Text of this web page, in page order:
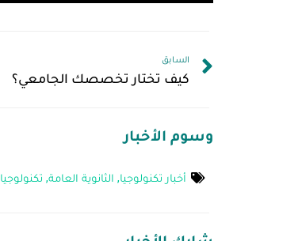
السابق
كيف تختار تخصصك الجامعي؟
وسوم الأخبار
أخبار تكنولوجيا, الثانوية العامة, تكنولوجيا